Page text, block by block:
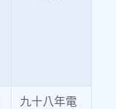
九十八年電